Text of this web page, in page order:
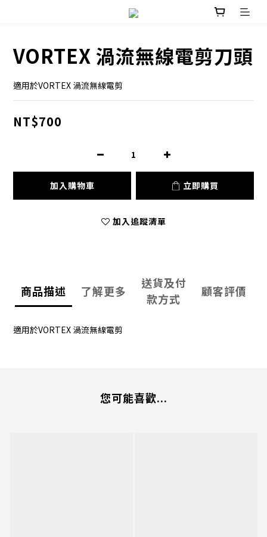
VORTEX 渦流無線電剪刀頭
適用於VORTEX 渦流無線電剪
NT$700
加入購物車 立即購買
加入追蹤清單
商品描述 了解更多
送貨及付
款方式
顧客評價
適用於VORTEX 渦流無線電剪
您可能喜歡...